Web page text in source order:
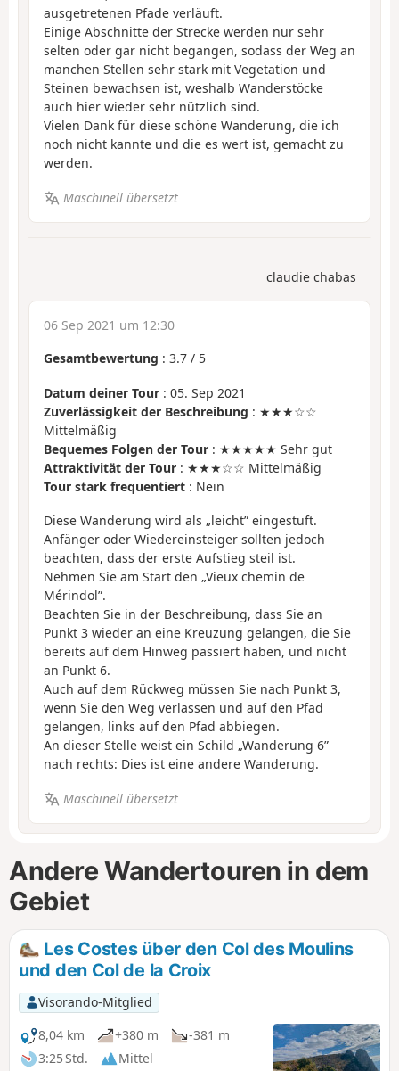
ausgetretenen Pfade verläuft.
Einige Abschnitte der Strecke werden nur sehr
selten oder gar nicht begangen, sodass der Weg an
manchen Stellen sehr stark mit Vegetation und
Steinen bewachsen ist, weshalb Wanderstöcke
auch hier wieder sehr nützlich sind.
Vielen Dank für diese schöne Wanderung, die ich
noch nicht kannte und die es wert ist, gemacht zu
werden.
Maschinell übersetzt
claudie chabas
06 Sep 2021 um 12:30
Gesamtbewertung : 3.7 / 5
Datum deiner Tour : 05. Sep 2021
Zuverlässigkeit der Beschreibung : ★★★☆☆
Mittelmäßig
Bequemes Folgen der Tour : ★★★★★ Sehr gut
Attraktivität der Tour : ★★★☆☆ Mittelmäßig
Tour stark frequentiert : Nein
Diese Wanderung wird als „leicht” eingestuft.
Anfänger oder Wiedereinsteiger sollten jedoch
beachten, dass der erste Aufstieg steil ist.
Nehmen Sie am Start den „Vieux chemin de
Mérindol”.
Beachten Sie in der Beschreibung, dass Sie an
Punkt 3 wieder an eine Kreuzung gelangen, die Sie
bereits auf dem Hinweg passiert haben, und nicht
an Punkt 6.
Auch auf dem Rückweg müssen Sie nach Punkt 3,
wenn Sie den Weg verlassen und auf den Pfad
gelangen, links auf den Pfad abbiegen.
An dieser Stelle weist ein Schild „Wanderung 6”
nach rechts: Dies ist eine andere Wanderung.
Maschinell übersetzt
Andere Wandertouren in dem
Gebiet
Les Costes über den Col des Moulins
und den Col de la Croix
Visorando-Mitglied
8,04 km
+380 m
-381 m
3:25 Std.
Mittel